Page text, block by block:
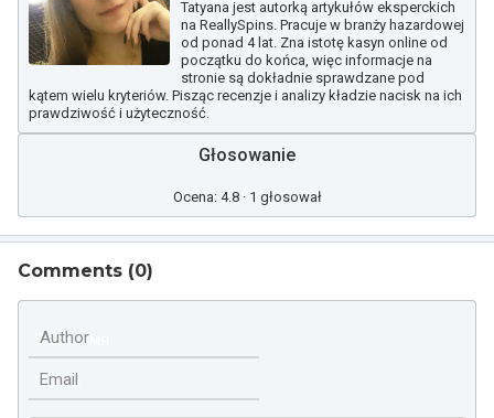
Tatyana jest autorką artykułów eksperckich
na ReallySpins. Pracuje w branży hazardowej
od ponad 4 lat. Zna istotę kasyn online od
początku do końca, więc informacje na
stronie są dokładnie sprawdzane pod
kątem wielu kryteriów. Pisząc recenzje i analizy kładzie nacisk na ich
prawdziwość i użyteczność.
Głosowanie
Ocena: 4.8 · 1 głosował
Comments (0)
Author
Email